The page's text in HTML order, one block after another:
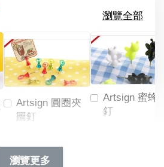
瀏覽全部
Artsign 圓圈夾
圖釘
NT$ 19.00
Artsign 蜜蜂
釘
瀏覽更多